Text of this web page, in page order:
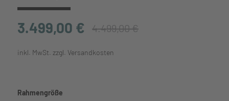
3.499,00 € 4.499,00 €
inkl. MwSt. zzgl. Versandkosten
Rahmengröße